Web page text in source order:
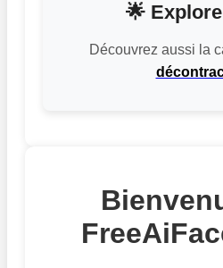
🌟
Découvrez aussi la